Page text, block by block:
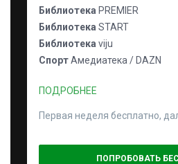
Библиотека PREMIER
Библиотека START
Библиотека viju
СпортАмедиатека / DAZN
ПОДРОБНЕЕ
Первая неделя бесплатно,
ПОПРОБОВАТЬ